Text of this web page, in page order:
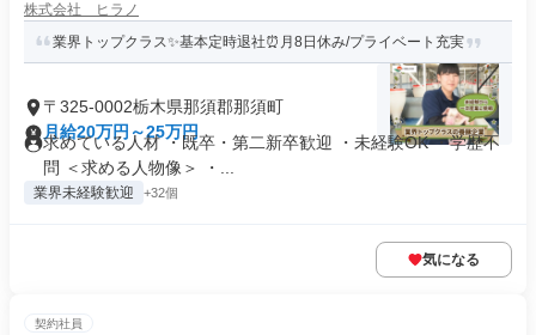
株式会社 ヒラノ
業界トップクラス✨基本定時退社⏰月8日休み/プライベート充実
〒325-0002栃木県那須郡那須町
月給20万円～25万円
求めている人材 ・既卒・第二新卒歓迎 ・未経験OK ・学歴不
問 ＜求める人物像＞ ・...
業界未経験歓迎 +32個
気になる
契約社員